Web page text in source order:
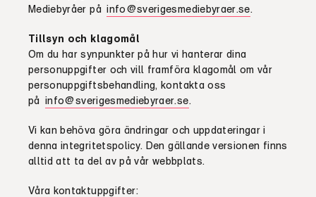
Mediebyråerpåinfo@sverigesmediebyraer.se.
Tillsyn och klagomål
Om du har synpunkter på hur vi hanterar dina
personuppgifter och vill framföra klagomål om vår
personuppgiftsbehandling, kontakta oss
påinfo@sverigesmediebyraer.se.
Vi kan behöva göra ändringar och uppdateringar i
denna integritetspolicy. Den gällande versionen finns
alltid att ta del av på vår webbplats.
Våra kontaktuppgifter: